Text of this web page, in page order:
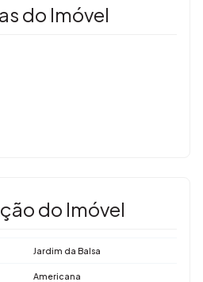
do Imóvel
do Imóvel
Jardim da Balsa
Americana